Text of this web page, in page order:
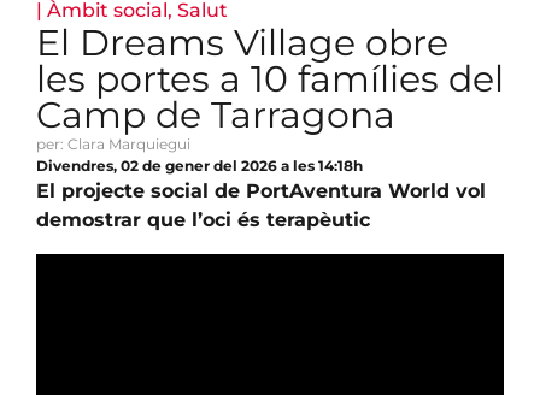
| Àmbit social, Salut
El Dreams Village obre
les portes a 10 famílies del
Camp de Tarragona
per: Clara Marquiegui
Divendres, 02 de gener del 2026 a les 14:18h
El projecte social de PortAventura World vol
demostrar que l’oci és terapèutic